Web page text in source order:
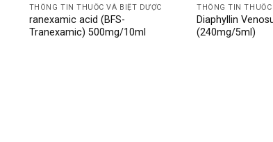
THÔNG TIN THUỐC VÀ BIỆT DƯỢC
ranexamic acid (BFS-
Tranexamic) 500mg/10ml
THÔNG TIN
Diaphyllin
(240mg/5ml)